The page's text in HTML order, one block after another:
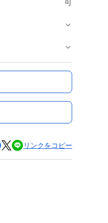
可
リンクをコピー